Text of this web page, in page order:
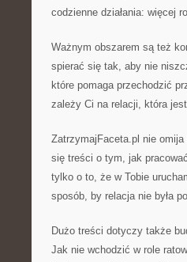
codzienne działania: więcej
Ważnym obszarem są też
spierać się tak, aby nie
które pomaga przechodzić
zależy Ci na relacji, która
ZatrzymajFaceta.pl nie
się treści o tym, jak
tylko o to, że w Tobie
sposób, by relacja nie była
Dużo treści dotyczy także
Jak nie wchodzić w role